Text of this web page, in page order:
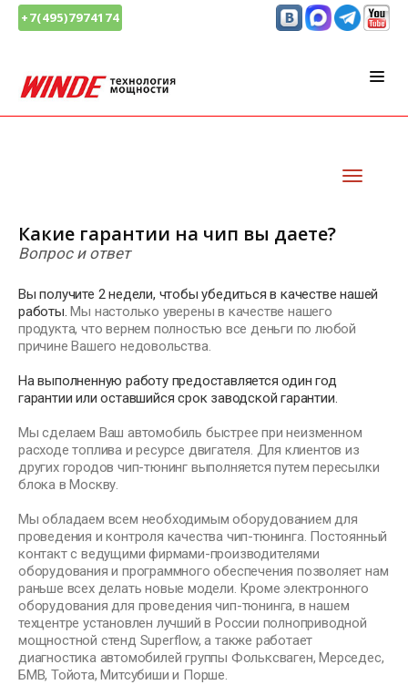
+7(495)7974174
Какие гарантии на чип вы даете?
Вопрос и ответ
Вы получите 2 недели, чтобы убедиться в качестве нашей
работы. Мы настолько уверены в качестве нашего
продукта, что вернем полностью все деньги по любой
причине Вашего недовольства.
На выполненную работу предоставляется один год
гарантии или оставшийся срок заводской гарантии.
Мы сделаем Ваш автомобиль быстрее при неизменном
расходе топлива и ресурсе двигателя. Для клиентов из
других городов чип-тюнинг выполняется путем пересылки
блока в Москву.
Мы обладаем всем необходимым оборудованием для
проведения и контроля качества чип-тюнинга. Постоянный
контакт с ведущими фирмами-производителями
оборудования и программного обеспечения позволяет нам
раньше всех делать новые модели. Кроме электронного
оборудования для проведения чип-тюнинга, в нашем
техцентре установлен лучший в России полноприводной
мощностной стенд Superflow, а также работает
диагностика автомобилей группы Фольксваген, Мерседес,
БМВ, Тойота, Митсубиши и Порше.